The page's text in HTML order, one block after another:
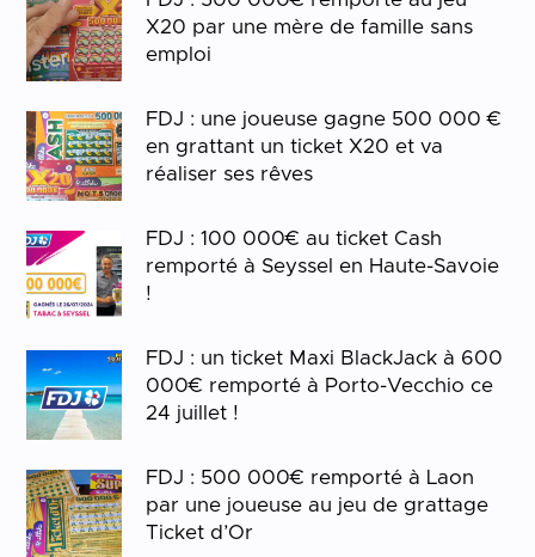
X20 par une mère de famille sans
emploi
FDJ : une joueuse gagne 500 000 €
en grattant un ticket X20 et va
réaliser ses rêves
FDJ : 100 000€ au ticket Cash
remporté à Seyssel en Haute-Savoie
!
FDJ : un ticket Maxi BlackJack à 600
000€ remporté à Porto-Vecchio ce
24 juillet !
FDJ : 500 000€ remporté à Laon
par une joueuse au jeu de grattage
Ticket d’Or